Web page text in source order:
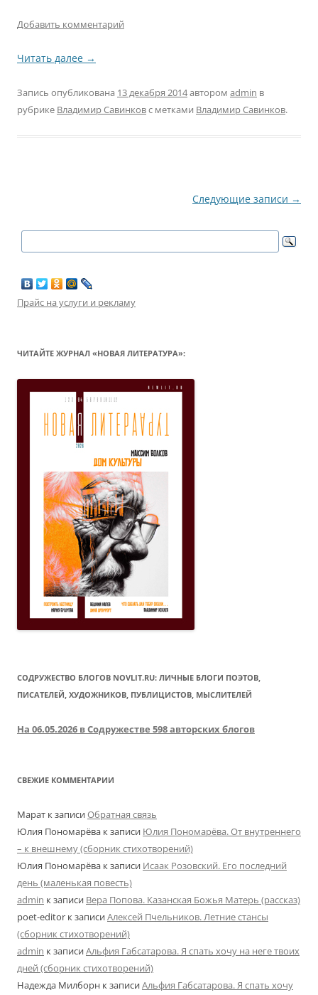
Добавить комментарий
Читать далее →
Запись опубликована 13 декабря 2014автором admin в
рубрике Владимир Савинковс метками Владимир Савинков.
Следующие записи →
Прайс на услуги и рекламу
ЧИТАЙТЕ ЖУРНАЛ «НОВАЯ ЛИТЕРАТУРА»:
СОДРУЖЕСТВО БЛОГОВ NOVLIT.RU: ЛИЧНЫЕ БЛОГИ ПОЭТОВ,
ПИСАТЕЛЕЙ, ХУДОЖНИКОВ, ПУБЛИЦИСТОВ, МЫСЛИТЕЛЕЙ
На 06.05.2026 в Содружестве 598 авторских блогов
СВЕЖИЕ КОММЕНТАРИИ
Марат к записиОбратная связь
Юлия Пономарёва к записи Юлия Пономарёва. От внутреннего
– к внешнему (сборник стихотворений)
Юлия Пономарёва к записи Исаак Розовский. Его последний
день (маленькая повесть)
admin к записи Вера Попова. Казанская Божья Матерь (рассказ)
poet-editor к записиАлексей Пчельников. Летние стансы
(сборник стихотворений)
admin к записиАльфия Габсатарова. Я спать хочу на неге твоих
дней (сборник стихотворений)
Надежда Милборн к записиАльфия Габсатарова. Я спать хочу